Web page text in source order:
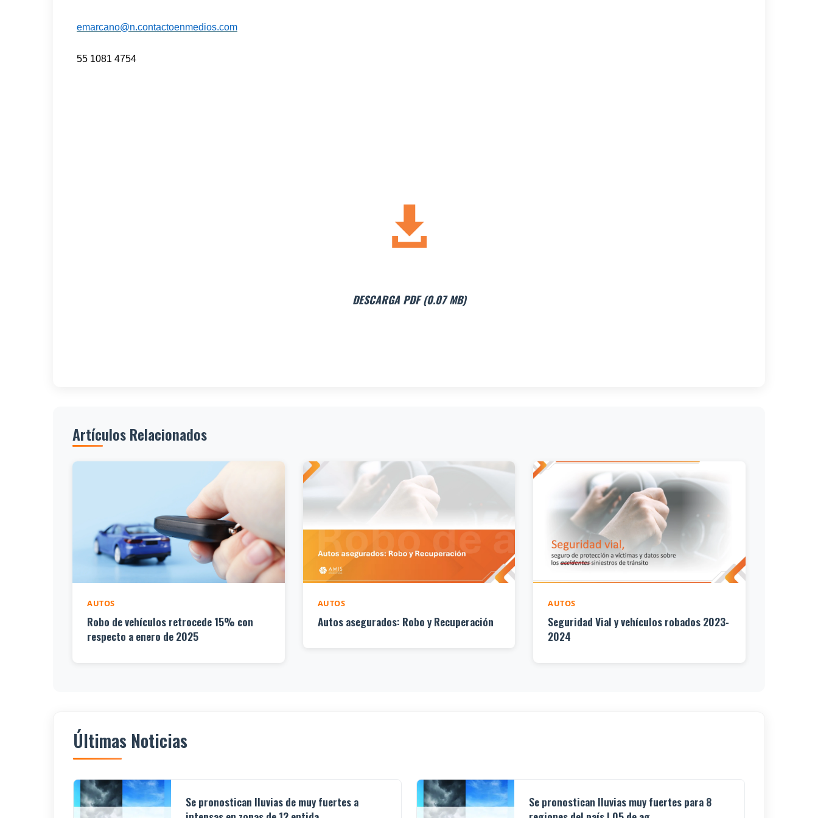
emarcano@n.contactoenmedios.com
55 1081 4754
DESCARGA PDF (0.07 MB)
Artículos Relacionados
AUTOS
Robo de vehículos retrocede 15% con
respecto a enero de 2025
AUTOS
Autos asegurados: Robo y Recuperación
AUTOS
Seguridad Vial y vehículos robados 2023-
2024
Últimas Noticias
Se pronostican lluvias de muy fuertes a
Se pronostican lluvias muy fuertes para 8